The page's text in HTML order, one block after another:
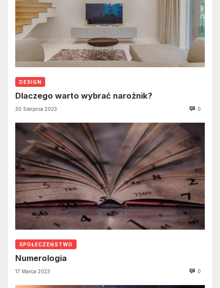
DESIGN
Dlaczego warto wybrać narożnik?
30 Sierpnia 2023 0
SPOŁECZEŃSTWO
Numerologia
17 Marca 2023 0